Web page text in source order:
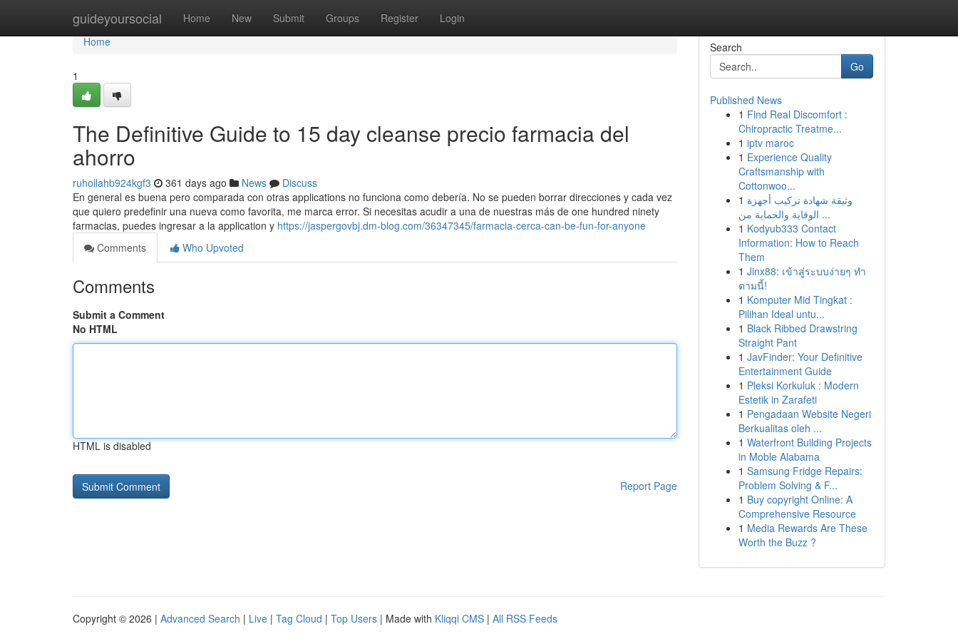
guideyoursocial Home New Submit Groups Register Login
Home
Home
1
The Definitive Guide to 15 day cleanse precio farmacia del
ahorro
ruhollahb924kgf3 361 days ago News
Discuss
En general es buena pero comparada con otras applications no funciona como debería. No se pueden borrar direcciones y cada vez
que quiero predefinir una nueva como favorita, me marca error. Si necesitas acudir a una de nuestras más de one hundred ninety
farmacias, puedes ingresar a la application y https://jaspergovbj.dm-blog.com/36347345/farmacia-cerca-can-be-fun-for-anyone
Comments
Who Upvoted
Comments
Submit a Comment
No HTML
HTML is disabled
Report Page
Search
Go
Published News
1 Find Real Discomfort :
Chiropractic Treatme...
1 iptv maroc
1 Experience Quality
Craftsmanship with
Cottonwoo...
1 وثيقة شهادة تركيب أجهزة
الوقاية والحماية من ...
1 Kodyub333 Contact
Information: How to Reach
Them
1 Jinx88: เข้าสู่ระบบง่ายๆ ทำ
ตามนี้!
1 Komputer Mid Tingkat :
Pilihan Ideal untu...
1 Black Ribbed Drawstring
Straight Pant
1 JavFinder: Your Definitive
Entertainment Guide
1 Pleksi Korkuluk : Modern
Estetik in Zarafeti
1 Pengadaan Website Negeri
Berkualitas oleh ...
1 Waterfront Building Projects
in Moble Alabama
1 Samsung Fridge Repairs:
Problem Solving & F...
1 Buy copyright Online: A
Comprehensive Resource
1 Media Rewards Are These
Worth the Buzz ?
Copyright © 2026 | Advanced Search | Live | Tag Cloud | Top Users | Made with Kliqqi CMS | All RSS Feeds